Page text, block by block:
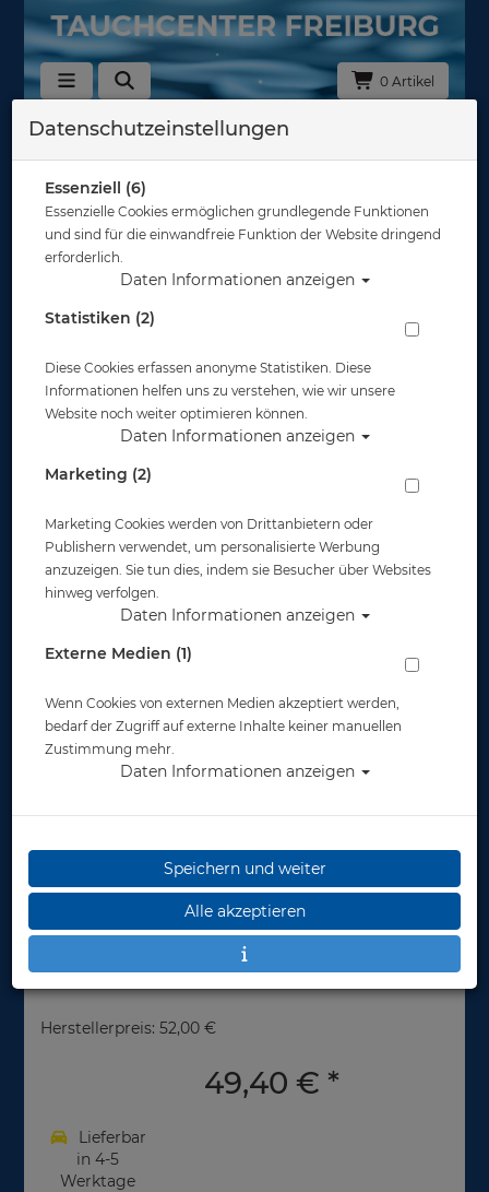
0 Artikel
Zurück
Scubapro Umbausatz Univ. INT / DIN 200
Artikelnr.: scu-10045020
Herstellerpreis: 52,00 €
49,40 € *
Lieferbar
in 4-5
Werktage
Datenschutzeinstellungen
Essenziell (6)
Essenzielle Cookies ermöglichen grundlegende Funktionen
und sind für die einwandfreie Funktion der Website dringend
erforderlich.
Daten Informationen anzeigen
Statistiken (2)
Diese Cookies erfassen anonyme Statistiken. Diese
Informationen helfen uns zu verstehen, wie wir unsere
Website noch weiter optimieren können.
Daten Informationen anzeigen
Marketing (2)
Marketing Cookies werden von Drittanbietern oder
Publishern verwendet, um personalisierte Werbung
anzuzeigen. Sie tun dies, indem sie Besucher über Websites
hinweg verfolgen.
Daten Informationen anzeigen
Externe Medien (1)
Wenn Cookies von externen Medien akzeptiert werden,
bedarf der Zugriff auf externe Inhalte keiner manuellen
Zustimmung mehr.
Daten Informationen anzeigen
Speichern und weiter
Alle akzeptieren